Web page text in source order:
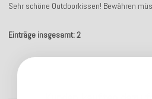
Sehr schöne Outdoorkissen! Bewähren
Einträge insgesamt: 2